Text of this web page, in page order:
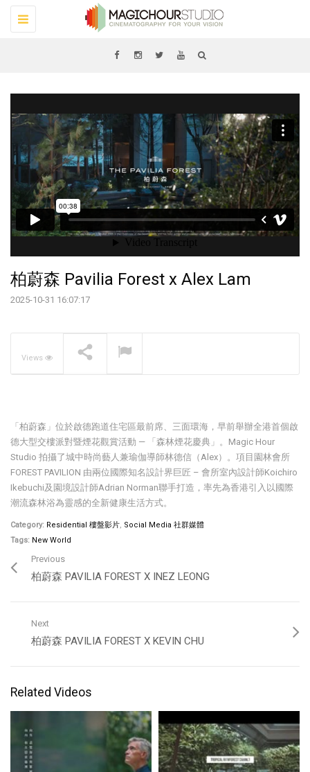
Toggle
navigation
NOW PLAYING
The Pavilia Forest –
柏蔚森 Pavilia Forest x Alex Lam
2025-10-31 16:07:17
Views
「柏蔚森」位於啟德跑道住宅區最前席、三面環海，早前舉辦全港首個啟
德大型交樓派對暨煙花觀賞活動 — 「森林煙花慶典」。Magic Hour
Studio 拍攝了城中時尚藝人兼瑜伽導師林德信（Alex）。項目園林會所
FOREST PAVILION 由兩位國際知名設計界巨匠 – 會所室內設計師Koichiro
Ikebuchi及園境設計師Adrian Norman聯手打造，率先為香港引入以國際
潮流森林浴為靈感的全新健康生活方式。
Category: Residential 樓盤影片, Social Media 社群媒體
Tags: New World
Previous
柏蔚森 PAVILIA FOREST X INEZ LEONG
Next
柏蔚森 PAVILIA FOREST X KEVIN CHU
Related Videos